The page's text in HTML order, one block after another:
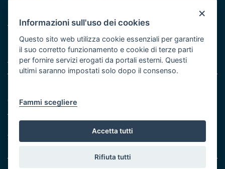
Vai al sito di Protezione Civile Puglia
Iniziativa finanziata con risorse del POR Puglia 2014/2020 -
Asse XI
Cookie e privacy
Atti di notifica
Feed RSS
Servizi Intranet
×
Informazioni sull'uso dei cookies
Questo sito web utilizza cookie essenziali per garantire
il suo corretto funzionamento e cookie di terze parti
per fornire servizi erogati da portali esterni. Questi
ultimi saranno impostati solo dopo il consenso.
Fammi scegliere
Accetta tutti
Rifiuta tutti